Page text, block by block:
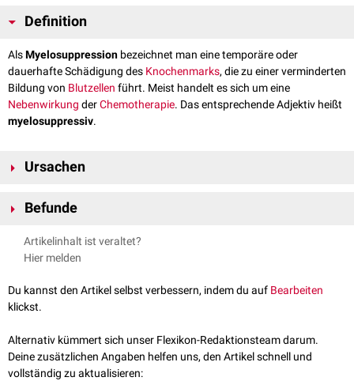
Definition
AlsMyelosuppression bezeichnet man eine temporäre oder
dauerhafte Schädigung des Knochenmarks, die zu einer verminderten
Bildung von Blutzellen führt. Meist handelt es sich um eine
Nebenwirkung derChemotherapie. Das entsprechende Adjektiv heißt
myelosuppressiv.
Ursachen
Ionisierende Strahlung (
Autoimmunerkrankungen
Knochenmarkskarzinose
Knochenmarksdepression als Myeloablation iatrogenherbeigeführt.
Befunde
Neutropenie
Artikelinhalt ist veraltet?
Hier melden
Du kannst den Artikel selbst verbessern, indem du auf Bearbeiten
klickst.
Alternativ kümmert sich unser Flexikon-Redaktionsteam darum.
Deine zusätzlichen Angaben helfen uns, den Artikel schnell und
vollständig zu aktualisieren: